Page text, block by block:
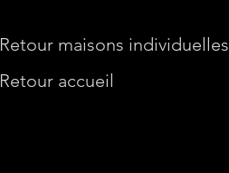
Retour maisons individuelles
Retour accueil